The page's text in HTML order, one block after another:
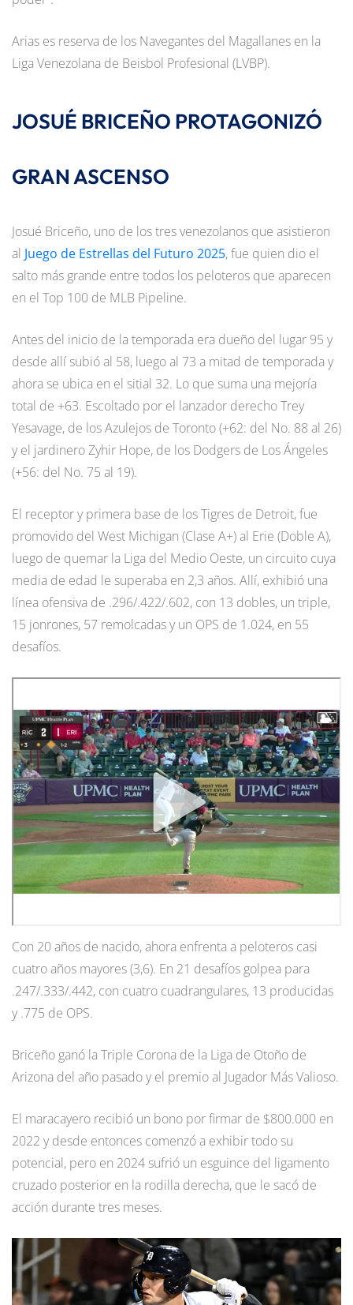
Arias es reserva de los Navegantes del Magallanes en la
Liga Venezolana de Beisbol Profesional (LVBP).
JOSUÉ BRICEÑO PROTAGONIZÓ
GRAN ASCENSO
Josué Briceño, uno de los tres venezolanos que asistieron
al Juego de Estrellas del Futuro 2025, fue quien dio el
salto más grande entre todos los peloteros que aparecen
en el Top 100 de MLB Pipeline.
Antes del inicio de la temporada era dueño del lugar 95 y
desde allí subió al 58, luego al 73 a mitad de temporada y
ahora se ubica en el sitial 32. Lo que suma una mejoría
total de +63. Escoltado por el lanzador derecho Trey
Yesavage, de los Azulejos de Toronto (+62: del No. 88 al 26)
y el jardinero Zyhir Hope, de los Dodgers de Los Ángeles
(+56: del No. 75 al 19).
El receptor y primera base de los Tigres de Detroit, fue
promovido del West Michigan (Clase A+) al Erie (Doble A),
luego de quemar la Liga del Medio Oeste, un circuito cuya
media de edad le superaba en 2,3 años. Allí, exhibió una
línea ofensiva de .296/.422/.602, con 13 dobles, un triple,
15 jonrones, 57 remolcadas y un OPS de 1.024, en 55
desafíos.
Con 20 años de nacido, ahora enfrenta a peloteros casi
cuatro años mayores (3,6). En 21 desafíos golpea para
.247/.333/.442, con cuatro cuadrangulares, 13 producidas
y .775 de OPS.
Briceño ganó la Triple Corona de la Liga de Otoño de
Arizona del año pasado y el premio al Jugador Más Valioso.
El maracayero recibió un bono por firmar de $800.000 en
2022 y desde entonces comenzó a exhibir todo su
potencial, pero en 2024 sufrió un esguince del ligamento
cruzado posterior en la rodilla derecha, que le sacó de
acción durante tres meses.